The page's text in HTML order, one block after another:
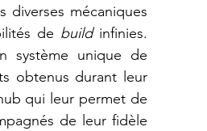
mécaniques
de build infinies.
système unique de
obtenus durant leur
qui leur permet de
de leur fidèle